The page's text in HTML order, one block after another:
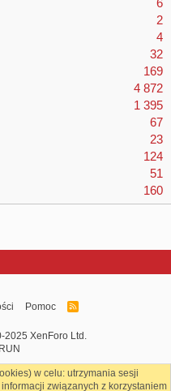
6
2
4
32
169
4 872
1 395
67
23
124
51
160
Pomoc
R
2025 XenForo Ltd.
w celu: utrzymania sesji
związanych z korzystaniem